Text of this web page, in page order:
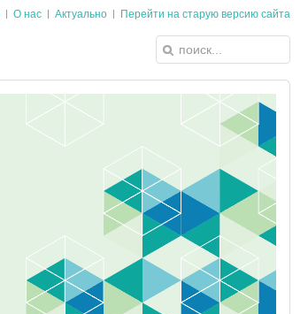
О нас Актуально Перейти на старую версию сайта